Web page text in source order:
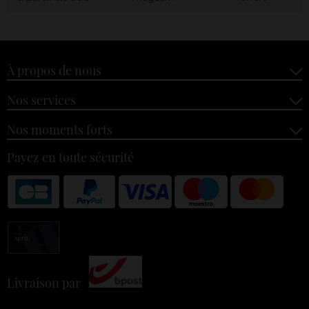
À propos de nous
Nos services
Nos moments forts
Payez en toute sécurité
Livraison par